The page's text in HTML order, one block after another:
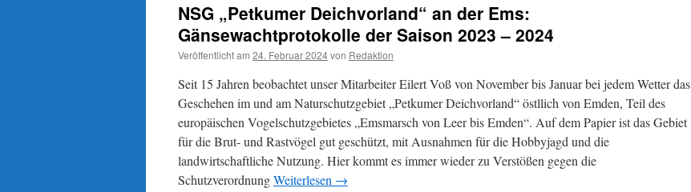
Feld
von
NSG „Petkumer Deichvorland“ an der Ems:
Gänsewachtprotokolle der Saison 2023 – 2024
Veröffentlicht am 24. Februar 2024von Redaktion
Seit 15 Jahren beobachtet unser Mitarbeiter Eilert Voß von November bis Januar bei jedem Wetter das
Geschehen im und am Naturschutzgebiet „Petkumer Deichvorland“ östllich von Emden, Teil des
europäischen Vogelschutzgebietes „Emsmarsch von Leer bis Emden“. Auf dem Papier ist das Gebiet
für die Brut- und Rastvögel gut geschützt, mit Ausnahmen für die Hobbyjagd und die
landwirtschaftliche Nutzung. Hier kommt es immer wieder zu Verstößen gegen die
SchutzverordnungWeiterlesen →